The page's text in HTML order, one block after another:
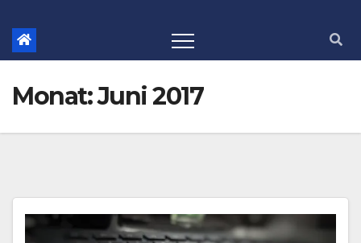
Monat:Juni 2017